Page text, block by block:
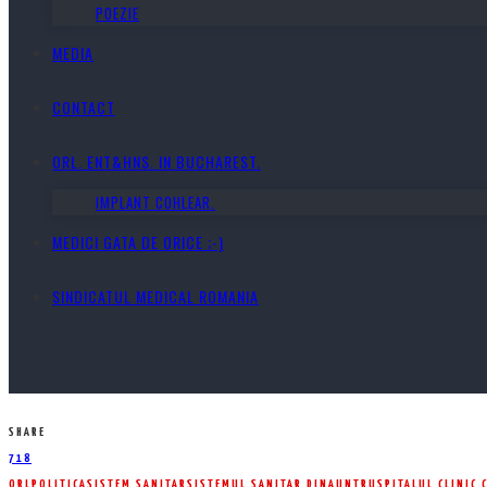
POEZIE
MEDIA
CONTACT
ORL. ENT&HNS. IN BUCHAREST.
IMPLANT COHLEAR.
MEDICI GATA DE ORICE ;-)
SINDICATUL MEDICAL ROMANIA
SHARE
718
ORLPOLITICASISTEM SANITARSISTEMUL SANITAR DINAUNTRU SPITALUL CLINIC